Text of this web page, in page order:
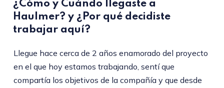
¿Cómo y Cuándo llegaste a
Haulmer? y ¿Por qué decidiste
trabajar aquí?
Llegue hace cerca de 2 años enamorado del proyecto
en el que hoy estamos trabajando, sentí que
compartía los objetivos de la compañía y que desde